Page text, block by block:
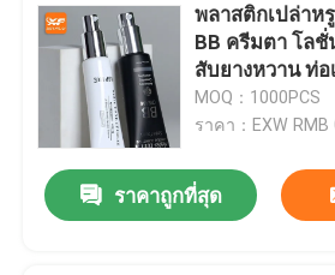
พลาสติกเปล่าห
BB ครีมตา โล
สับยางหวาน ท่อ
MOQ：1000PCS
ราคา：EXW RMB
ราคาถูกที่สุด